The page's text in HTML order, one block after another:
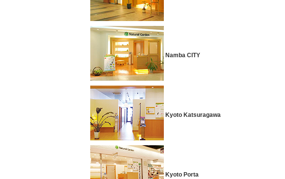
Namba CITY
Kyoto Katsuragawa
Kyoto Porta